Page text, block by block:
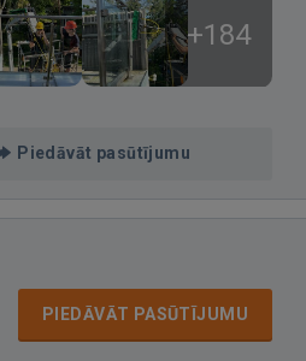
+184
Piedāvāt pasūtījumu
PIEDĀVĀT PASŪTĪJUMU